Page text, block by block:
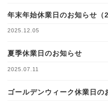
年末年始休業日のお知らせ（
2025.12.05
夏季休業日のお知らせ
2025.07.11
ゴールデンウィーク休業日の